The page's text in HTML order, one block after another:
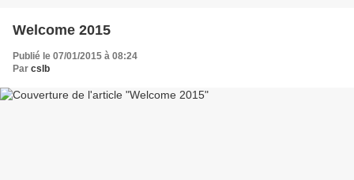
Welcome 2015
Publié le 07/01/2015 à 08:24
Par cslb